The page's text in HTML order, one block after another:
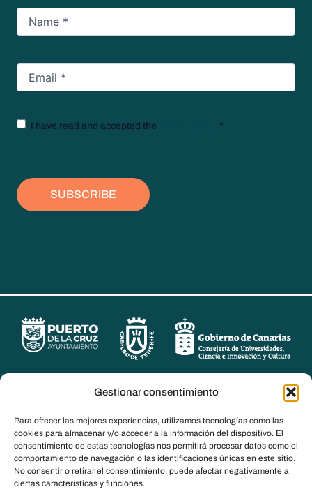
Gestionar consentimiento
Para ofrecer las mejores experiencias, utilizamos tecnologías como las
cookies para almacenar y/o acceder a la información del dispositivo. El
consentimiento de estas tecnologías nos permitirá procesar datos como el
comportamiento de navegación o las identificaciones únicas en este sitio.
No consentir o retirar el consentimiento, puede afectar negativamente a
ciertas características y funciones.
TextoI have read and accepted the *
SUBSCRIBE